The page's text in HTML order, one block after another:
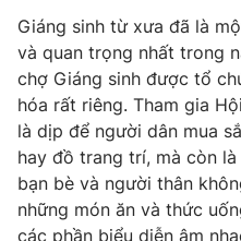
Góc doanh nghiệp
Truyền hình
Phim VTV
Hậu trường
Nhân vật
Khán giả
Giải trí
Điện ảnh
Âm nhạc
Sao
Đời sống
Du lịch
Giáo dục
Giáng sinh từ xưa đã là
và quan trọng nhất trong
chợ Giáng sinh được tổ
hóa rất riêng. Tham gia
là dịp để người dân mua
hay đồ trang trí, mà còn
bạn bè và người thân
những món ăn và thức
các phần biểu diễn âm